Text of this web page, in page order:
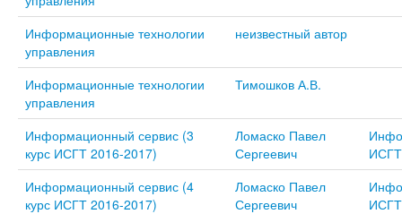
Информационные технологии
управления
неизвестный автор
Информационные технологии
управления
Тимошков А.В.
Информационный сервис (3
курс ИСГТ 2016-2017)
Ломаско Павел
Сергеевич
Информационный сервис (4
курс ИСГТ 2016-2017)
Ломаско Павел
Сергеевич